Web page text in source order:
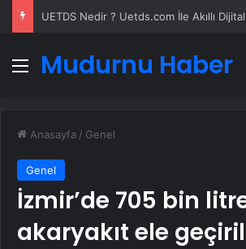
MenüMudurnu Haber
Anasayfa / Genel
Genel
İzmir’de 705 bin
akaryakıt ele